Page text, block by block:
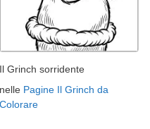
Il Grinch sorridente
nelle Pagine Il Grinch da
Colorare